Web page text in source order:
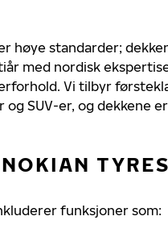
høye standarder;
med nordisk
Vi tilbyr
SUV-er, og dekkene
funksjoner som: